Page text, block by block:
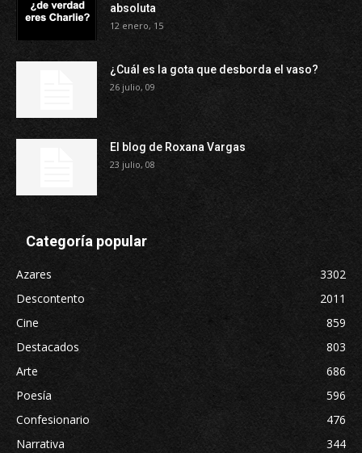
absoluta
12 enero, 15
¿Cuál es la gota que desborda el vaso?
26 julio, 09
El blog de Roxana Vargas
23 julio, 08
Categoría popular
Azares
3302
Descontento
2011
Cine
859
Destacados
803
Arte
686
Poesía
596
Confesionario
476
Narrativa
344